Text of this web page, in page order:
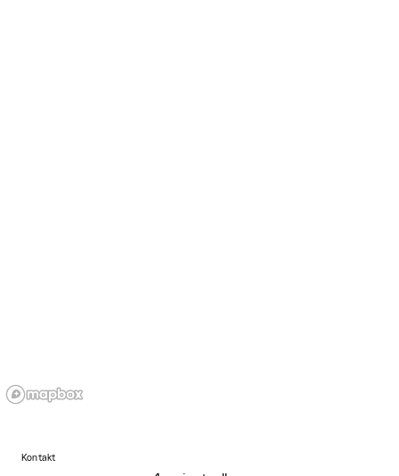
Kontakt